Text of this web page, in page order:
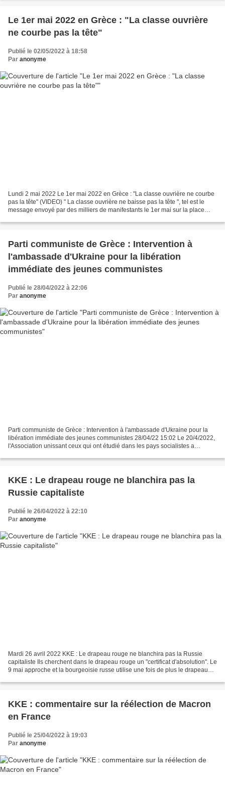
Le 1er mai 2022 en Grèce : "La classe ouvrière
ne courbe pas la tête"
Publié le 02/05/2022 à 18:58
Par anonyme
Lundi 2 mai 2022 Le 1er mai 2022 en Grèce : "La classe ouvrière ne courbe
pas la tête" (VIDEO) " La classe ouvrière ne baisse pas la tête ", tel est le
message envoyé par des milliers de manifestants le 1er mai sur la place
Parti communiste de Grèce : Intervention à
l'ambassade d'Ukraine pour la libération
immédiate des jeunes communistes
Publié le 28/04/2022 à 22:06
Par anonyme
Parti communiste de Grèce : Intervention à l'ambassade d'Ukraine pour la
libération immédiate des jeunes communistes 28/04/22 15:02 Le 20/4/2022,
l'Association unissant ceux qui ont étudié dans les pays socialistes a
KKE : Le drapeau rouge ne blanchira pas la
Russie capitaliste
Publié le 26/04/2022 à 22:10
Par anonyme
Mardi 26 avril 2022 KKE : Le drapeau rouge ne blanchira pas la Russie
capitaliste Ils cherchent dans le drapeau rouge un "certificat d'absolution". Le
9 mai approche et la bourgeoisie russe utilise une fois de plus le drapeau
KKE : commentaire sur la réélection de Macron
en France
Publié le 25/04/2022 à 19:03
Par anonyme